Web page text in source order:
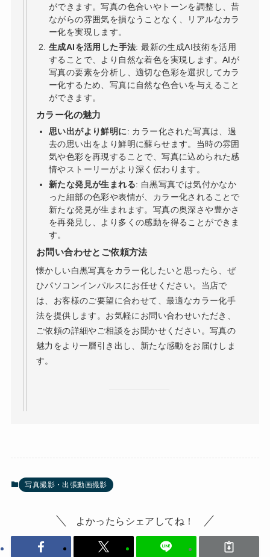
ができます。写真の色合いやトーンを調整し、昔
ながらの雰囲気を損なうことなく、リアルなカラ
ー化を実現します。
生成AIを活用した手法: 最新の生成AI技術を活用
することで、より自然な着色を実現します。AIが
写真の要素を分析し、適切な色彩を選択してカラ
ー化するため、写真に自然な色合いを与えること
ができます。
カラー化の魅力
思い出がより鮮明に: カラー化された写真は、過
去の思い出をより鮮明に蘇らせます。当時の雰囲
気や色彩を再現することで、写真に込められた感
情やストーリーがより深く伝わります。
新たな発見が生まれる: 白黒写真では気付かなか
った細部の色彩や表情が、カラー化されることで
新たな発見が生まれます。写真の奥深さや豊かさ
を再発見し、より多くの感動を得ることができま
す。
お問い合わせとご依頼方法
懐かしい白黒写真をカラー化したいと思ったら、ぜ
ひパソコンインパルスにお任せください。当店で
は、お客様のご要望に合わせて、最適なカラー化手
法を提供します。お気軽にお問い合わせいただき、
ご依頼の詳細やご相談をお聞かせください。写真の
魅力をより一層引き出し、新たな感動をお届けしま
す。
写真撮影・出張動画撮影
よかったらシェアしてね！